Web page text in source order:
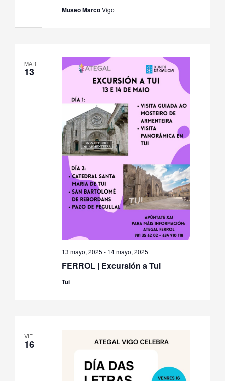
Museo MarcoVigo
MAR
13
FERROL | Excursión a Tui
13 mayo, 2025 - 14 mayo, 2025
Tui
VIE
16